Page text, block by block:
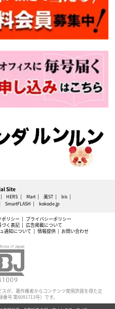
Site
HERS Mart 美ST
bis
SmartFLASH kokode.jp
ポリシー
プライバシーポリシー
づく表記
広告掲載について
通知について 情報提供 お問い合わせ
が、著作権者からコンテンツ使用許諾を得た正
号 第6091713号）です。